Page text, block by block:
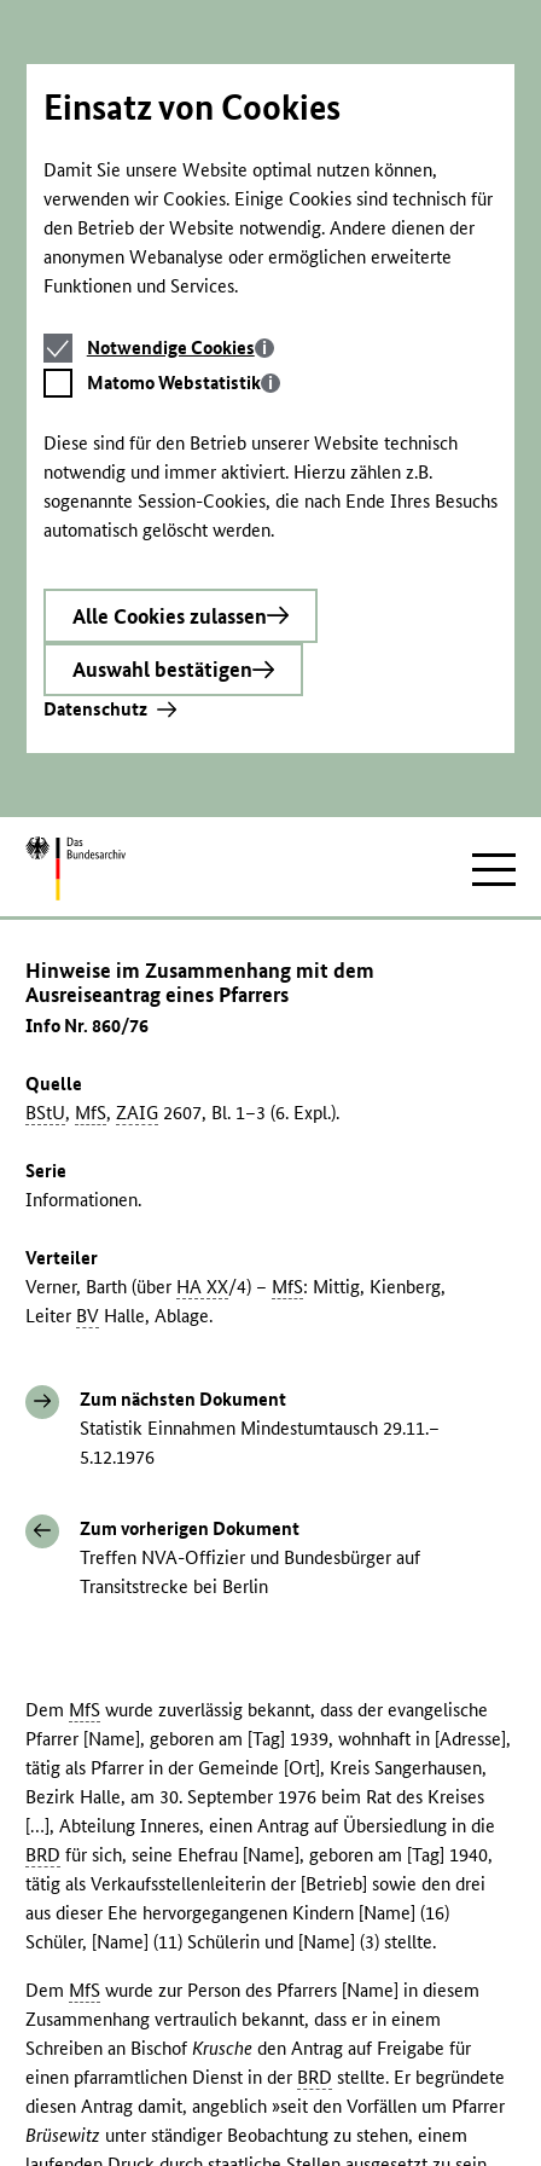
Einsatz von Cookies
Damit Sie unsere Website optimal nutzen können,
verwenden wir Cookies. Einige Cookies sind technisch für
den Betrieb der Website notwendig. Andere dienen der
anonymen Webanalyse oder ermöglichen erweiterte
Funktionen und Services.
Notwendige
Cookies
Notwendige Cookies
Matomo
Webstatistik
Matomo Webstatistik
Diese sind für den Betrieb unserer Website technisch
notwendig und immer aktiviert. Hierzu zählen z.B.
sogenannte Session-Cookies, die nach Ende Ihres Besuchs
automatisch gelöscht werden.
Alle Cookies zulassen
Auswahl bestätigen
Datenschutz
Zur
Hinweise im Zusammenhang mit dem
Ausreiseantrag eines Pfarrers
Info Nr. 860/76
Quelle
BStU, MfS,ZAIG 2607, Bl. 1–3 (6. Expl.).
Serie
Informationen.
Verteiler
Verner, Barth (über HA XX/4) – MfS: Mittig, Kienberg,
Leiter BV Halle, Ablage.
Zum nächsten Dokument
Statistik Einnahmen Mindestumtausch 29.11.–
5.12.1976
Zum vorherigen Dokument
Treffen NVA-Offizier und Bundesbürger auf
Transitstrecke bei Berlin
Dem MfS wurde zuverlässig bekannt, dass der evangelische
Pfarrer [Name], geboren am [Tag] 1939, wohnhaft in [Adresse],
tätig als Pfarrer in der Gemeinde [Ort], Kreis Sangerhausen,
Bezirk Halle, am 30. September 1976 beim Rat des Kreises
[…], Abteilung Inneres, einen Antrag auf Übersiedlung in die
BRD für sich, seine Ehefrau [Name], geboren am [Tag] 1940,
tätig als Verkaufsstellenleiterin der [Betrieb] sowie den drei
aus dieser Ehe hervorgegangenen Kindern [Name] (16)
Schüler, [Name] (11) Schülerin und [Name] (3) stellte.
Dem MfS wurde zur Person des Pfarrers [Name] in diesem
Zusammenhang vertraulich bekannt, dass er in einem
Schreiben an BischofKrusche den Antrag auf Freigabe für
einen pfarramtlichen Dienst in der BRD stellte. Er begründete
diesen Antrag damit, angeblich »seit den Vorfällen um Pfarrer
Brüsewitz unter ständiger Beobachtung zu stehen, einem